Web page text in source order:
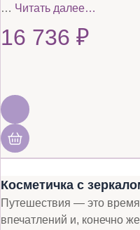
… Читать далее…
16 736 ₽
Косметичка с
Путешествия — это
впечатлений и, конечно